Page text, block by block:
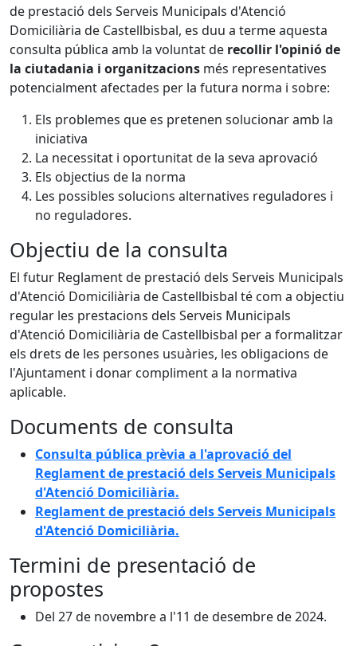
de prestació dels Serveis Municipals d'Atenció
Domiciliària de Castellbisbal, es duu a terme aquesta
consulta pública amb la voluntat de recollir l'opinió de
la ciutadania i organitzacions més representatives
potencialment afectades per la futura norma i sobre:
Els problemes que es pretenen solucionar amb la
iniciativa
La necessitat i oportunitat de la seva aprovació
Els objectius de la norma
Les possibles solucions alternatives reguladores i
no reguladores.
Objectiu de la consulta
El futur Reglament de prestació dels Serveis Municipals
d'Atenció Domiciliària de Castellbisbal té com a objectiu
regular les prestacions dels Serveis Municipals
d'Atenció Domiciliària de Castellbisbal per a formalitzar
els drets de les persones usuàries, les obligacions de
l'Ajuntament i donar compliment a la normativa
aplicable.
Documents de consulta
Consulta pública prèvia a l'aprovació del
Reglament de prestació dels Serveis Municipals
d'Atenció Domiciliària.
Reglament de prestació dels Serveis Municipals
d'Atenció Domiciliària.
Termini de presentació de
propostes
Del 27 de novembre a l'11 de desembre de 2024.